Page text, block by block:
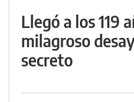
Llegó a los 119
milagroso
secreto